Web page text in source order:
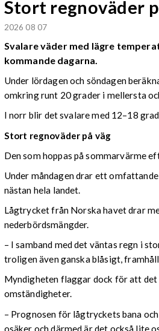
Stort regnoväder
2026 08 07
Svalare väder med lägre
kommande dagarna.
Under lördagen och söndagen
omkring runt 20 grader i mellersta
I norr blir det svalare med 12–18
Stort regnoväder på väg
Den som hoppas på sommarvärme
Under måndagen drar ett
nästan hela landet.
Lågtrycket från Norska havet drar
nederbördsmängder.
– I samband med det väntas regn i
troligen även ganska blåsigt,
Myndigheten flaggar dock för att
omständigheter.
– Prognosen för lågtryckets bana
osäker och därmed är det också lite